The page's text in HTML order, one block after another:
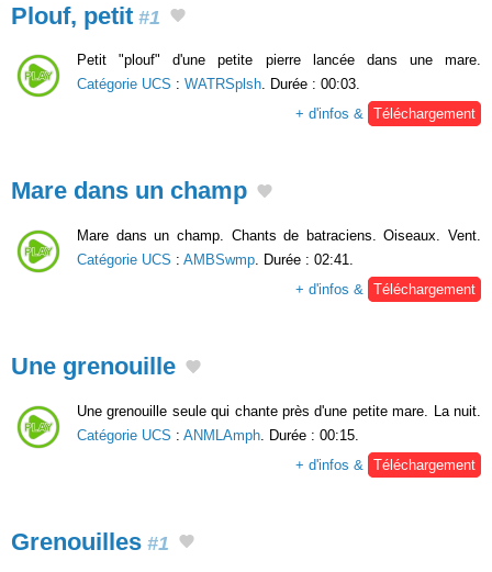
Plouf, petit #1
Petit "plouf" d'une petite pierre lancée dans une mare.
Catégorie UCS : WATRSplsh. Durée : 00:03.
+ d'infos & Téléchargement
Mare dans un champ
Mare dans un champ. Chants de batraciens. Oiseaux. Vent.
Catégorie UCS : AMBSwmp . Durée : 02:41.
+ d'infos &
Téléchargement
Une grenouille
Une grenouille seule qui chante près d'une petite mare. La nuit.
Catégorie UCS : ANMLAmph . Durée : 00:15.
+ d'infos &
Téléchargement
Grenouilles #1